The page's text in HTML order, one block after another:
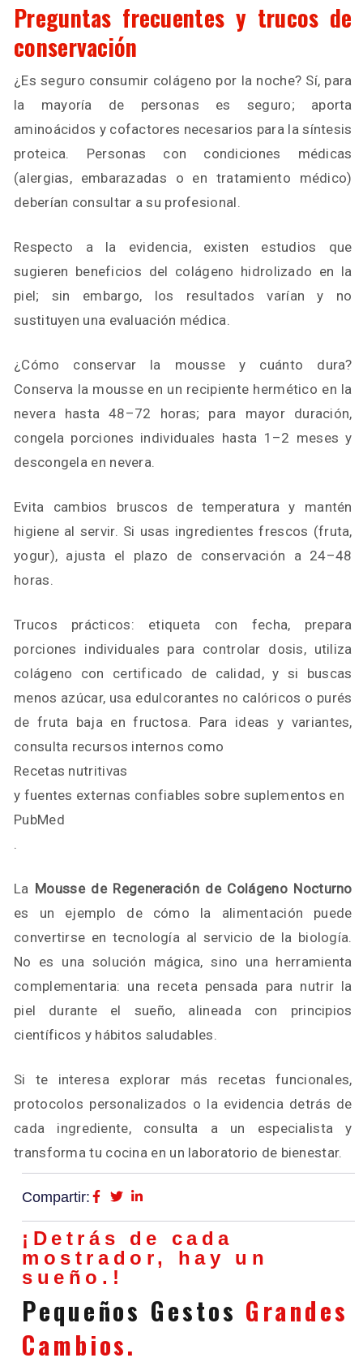
Preguntas frecuentes y trucos de
conservación
¿Es seguro consumir colágeno por la noche? Sí, para
la mayoría de personas es seguro; aporta
aminoácidos y cofactores necesarios para la síntesis
proteica. Personas con condiciones médicas
(alergias, embarazadas o en tratamiento médico)
deberían consultar a su profesional.
Respecto a la evidencia, existen estudios que
sugieren beneficios del colágeno hidrolizado en la
piel; sin embargo, los resultados varían y no
sustituyen una evaluación médica.
¿Cómo conservar la mousse y cuánto dura?
Conserva la mousse en un recipiente hermético en la
nevera hasta 48–72 horas; para mayor duración,
congela porciones individuales hasta 1–2 meses y
descongela en nevera.
Evita cambios bruscos de temperatura y mantén
higiene al servir. Si usas ingredientes frescos (fruta,
yogur), ajusta el plazo de conservación a 24–48
horas.
Trucos prácticos: etiqueta con fecha, prepara
porciones individuales para controlar dosis, utiliza
colágeno con certificado de calidad, y si buscas
menos azúcar, usa edulcorantes no calóricos o purés
de fruta baja en fructosa. Para ideas y variantes,
consulta recursos internos como
Recetas nutritivas
y fuentes externas confiables sobre suplementos en
PubMed
.
La Mousse de Regeneración de Colágeno Nocturno
es un ejemplo de cómo la alimentación puede
convertirse en tecnología al servicio de la biología.
No es una solución mágica, sino una herramienta
complementaria: una receta pensada para nutrir la
piel durante el sueño, alineada con principios
científicos y hábitos saludables.
Si te interesa explorar más recetas funcionales,
protocolos personalizados o la evidencia detrás de
cada ingrediente, consulta a un especialista y
transforma tu cocina en un laboratorio de bienestar.
Compartir:
¡Detrás de cada
mostrador, hay un
sueño.!
Pequeños Gestos Grandes
Cambios.